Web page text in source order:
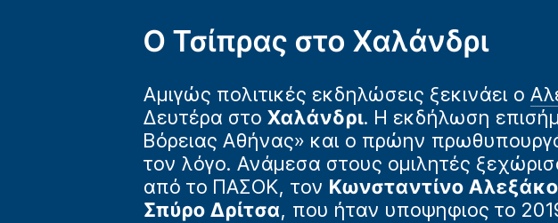
Ο Τσίπρας στο Χαλάνδρι
Αμιγώς πολιτικές εκδηλώσεις ξεκινάει ο
Δευτέρα στο Χαλάνδρι. Η εκδήλωση
Βόρειας Αθήνας» και ο πρώην
τον λόγο. Ανάμεσα στους ομιλητές
από το ΠΑΣΟΚ, τον Κωνσταντίνο Αλεξάκο
Σπύρο Δρίτσα, που ήταν υποψηφιος το